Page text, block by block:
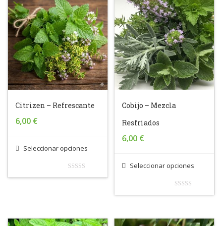
5
Citrizen – Refrescante
6,00 €
Seleccionar opciones
5
Cobijo – Mezcla
Resfriados
6,00 €
Seleccionar opciones
of